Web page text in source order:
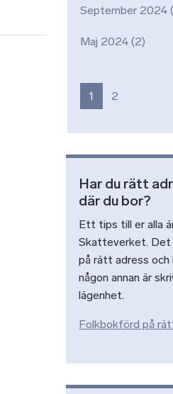
September 2024
Maj 2024 (2)
Paginering
1 2
Har du rätt
där du bor?
Ett tips till er alla
Skatteverket. Det
på rätt adress
någon annan är
lägenhet.
Folkbokförd på